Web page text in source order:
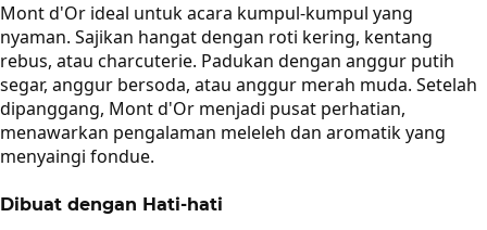
Mont d'Or ideal untuk acara kumpul-kumpul yang
nyaman. Sajikan hangat dengan roti kering, kentang
rebus, atau charcuterie. Padukan dengan anggur putih
segar, anggur bersoda, atau anggur merah muda. Setelah
dipanggang, Mont d'Or menjadi pusat perhatian,
menawarkan pengalaman meleleh dan aromatik yang
menyaingi fondue.
Dibuat dengan Hati-hati